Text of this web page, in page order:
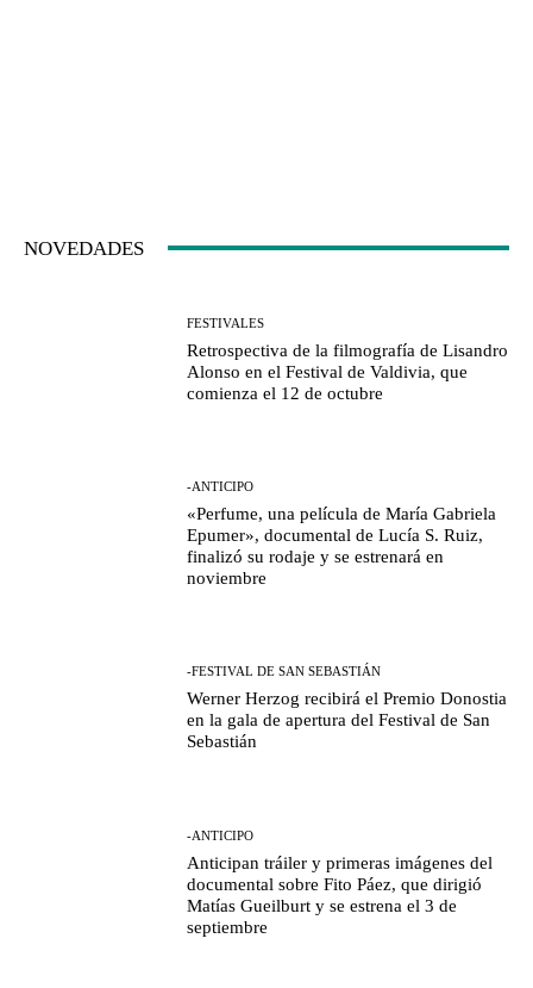
NOVEDADES
FESTIVALES
Retrospectiva de la filmografía de Lisandro
Alonso en el Festival de Valdivia, que
comienza el 12 de octubre
-ANTICIPO
«Perfume, una película de María Gabriela
Epumer», documental de Lucía S. Ruiz,
finalizó su rodaje y se estrenará en
noviembre
-FESTIVAL DE SAN SEBASTIÁN
Werner Herzog recibirá el Premio Donostia
en la gala de apertura del Festival de San
Sebastián
-ANTICIPO
Anticipan tráiler y primeras imágenes del
documental sobre Fito Páez, que dirigió
Matías Gueilburt y se estrena el 3 de
septiembre